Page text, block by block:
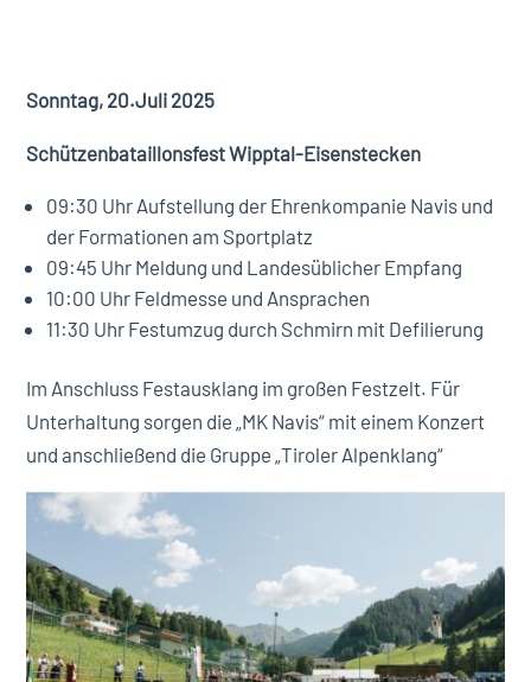
Sonntag, 20.Juli 2025
Schützenbataillonsfest Wipptal-Eisenstecken
09:30 Uhr Aufstellung der Ehrenkompanie Navis und
der Formationen am Sportplatz
09:45 Uhr Meldung und Landesüblicher Empfang
10:00 Uhr Feldmesse und Ansprachen
11:30 Uhr Festumzug durch Schmirn mit Defilierung
Im Anschluss Festausklang im großen Festzelt. Für
Unterhaltung sorgen die „MK Navis“ mit einem Konzert
und anschließend die Gruppe „Tiroler Alpenklang“